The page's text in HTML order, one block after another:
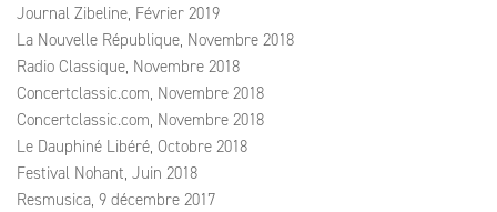
Journal Zibeline, Février 2019
La Nouvelle République, Novembre 2018
Radio Classique, Novembre 2018
Concertclassic.com, Novembre 2018
Concertclassic.com, Novembre 2018
Le Dauphiné Libéré, Octobre 2018
Festival Nohant, Juin 2018
Resmusica, 9 décembre 2017